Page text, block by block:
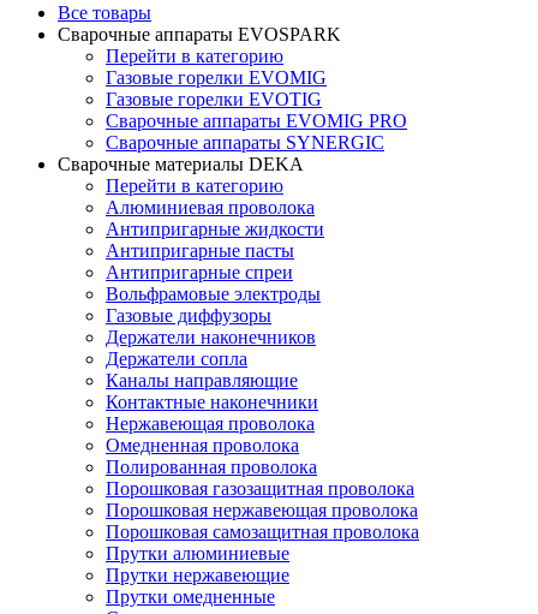
Все товары
Сварочные аппараты EVOSPARK
Перейти в категорию
Газовые горелки EVOMIG
Газовые горелки EVOTIG
Сварочные аппараты EVOMIG PRO
Сварочные аппараты SYNERGIC
Сварочные материалы DEKA
Перейти в категорию
Алюминиевая проволока
Антипригарные жидкости
Антипригарные пасты
Антипригарные спреи
Вольфрамовые электроды
Газовые диффузоры
Держатели наконечников
Держатели сопла
Каналы направляющие
Контактные наконечники
Нержавеющая проволока
Омедненная проволока
Полированная проволока
Порошковая газозащитная проволока
Порошковая нержавеющая проволока
Порошковая самозащитная проволока
Прутки алюминиевые
Прутки нержавеющие
Прутки омедненные